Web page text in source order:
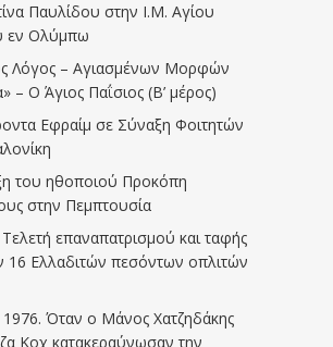
Παυλίδου στην Ι.Μ. Αγίου
εν Ολύμπω
Λόγος – Αγιασμένων Μορφών
– Ο Άγιος Παΐσιος (Β’ μέρος)
Εφραίμ σε Σύναξη Φοιτητών
του ηθοποιού Προκόπη
στην Πεμπτουσία
επαναπατρισμού και ταφής
16 Ελλαδιτών πεσόντων οπλιτών
Όταν ο Μάνος Χατζηδάκης
Κοχ κατακεραύνωσαν την